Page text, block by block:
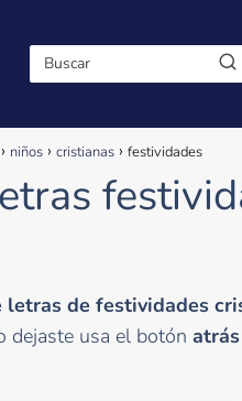
niños cristianas festividades
letras de festividades
dejaste usa el botón atrás